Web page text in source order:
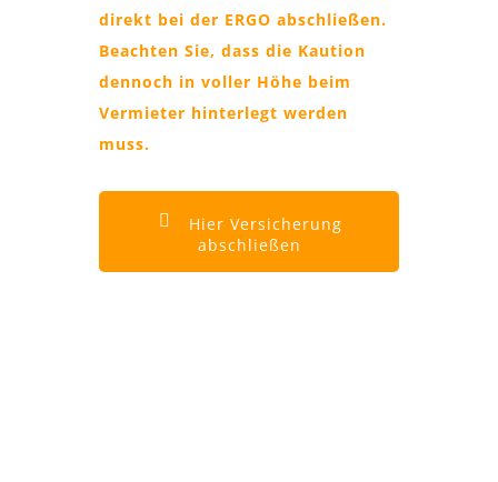
direkt bei der ERGO abschließen.
Beachten Sie, dass die Kaution
dennoch in voller Höhe beim
Vermieter hinterlegt werden
muss.
Hier Versicherung
abschließen